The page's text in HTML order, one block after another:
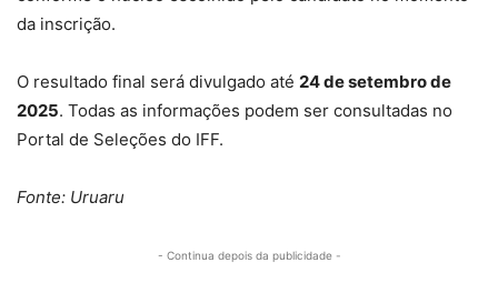
da inscrição.
O resultado final será divulgado até 24 de setembro de
2025. Todas as informações podem ser consultadas no
Portal de Seleções do IFF.
Fonte: Uruaru
- Continua depois da publicidade -